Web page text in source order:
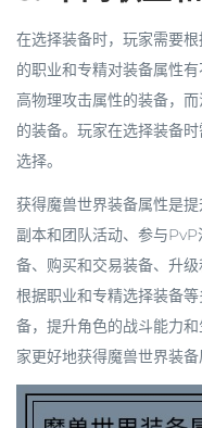
在选择装备时，玩家需要
的职业和专精对装备属性
高物理攻击属性的装备，
的装备。玩家在选择装备
选择。
获得魔兽世界装备属性是
副本和团队活动、参与
备、购买和交易装备、升
根据职业和专精选择装备
备，提升角色的战斗能力
家更好地获得魔兽世界装备